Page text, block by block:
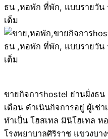
ขายกิจการhostel ย่านฝั่งธ
เดือน ดำเนินกิจการอยู่ ผู้เช่
ทำเป็น โฮสเทล มินิโฮเทล ห
โรงพยาบาลศิริราช แขวงบา